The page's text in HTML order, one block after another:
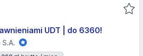
UDT | do 6360!